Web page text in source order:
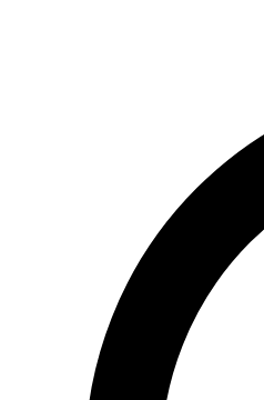
доступных адресов
Проверка доступности
зоны покрытия и ориентиры по
8 914-272-37-37
Проверка адреса перед
Консультация по доступности
Информация по новым адресам
Проверка адреса и подбор тарифа
Поддержка